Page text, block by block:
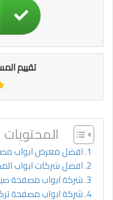
تقييم
المحتويات
افضل معرض ابواب
افضل شركات ابواب
شركة ابواب مصفحة
شركة ابواب مصفحة